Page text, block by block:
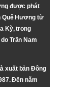
được phát
Quê Hương từ
Kỳ, trong
Trần Nam
xuất bản Đông
Đến năm